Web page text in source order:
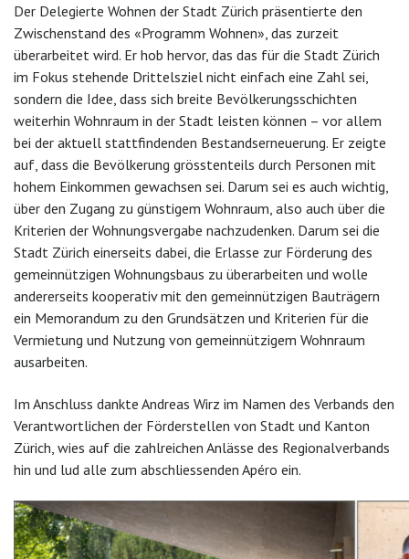
Der Delegierte Wohnen der Stadt Zürich präsentierte den
Zwischenstand des «Programm Wohnen», das zurzeit
überarbeitet wird. Er hob hervor, das das für die Stadt Zürich
im Fokus stehende Drittelsziel nicht einfach eine Zahl sei,
sondern die Idee, dass sich breite Bevölkerungsschichten
weiterhin Wohnraum in der Stadt leisten können – vor allem
bei der aktuell stattfindenden Bestandserneuerung. Er zeigte
auf, dass die Bevölkerung grösstenteils durch Personen mit
hohem Einkommen gewachsen sei. Darum sei es auch wichtig,
über den Zugang zu günstigem Wohnraum, also auch über die
Kriterien der Wohnungsvergabe nachzudenken. Darum sei die
Stadt Zürich einerseits dabei, die Erlasse zur Förderung des
gemeinnützigen Wohnungsbaus zu überarbeiten und wolle
andererseits kooperativ mit den gemeinnützigen Bauträgern
ein Memorandum zu den Grundsätzen und Kriterien für die
Vermietung und Nutzung von gemeinnützigem Wohnraum
ausarbeiten.
Im Anschluss dankte Andreas Wirz im Namen des Verbands den
Verantwortlichen der Förderstellen von Stadt und Kanton
Zürich, wies auf die zahlreichen Anlässe des Regionalverbands
hin und lud alle zum abschliessenden Apéro ein.